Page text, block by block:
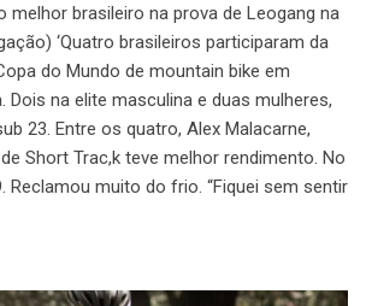
melhor brasileiro na prova de Leogang na
‘Quatro brasileiros participaram da
do Mundo de mountain bike em
Dois na elite masculina e duas mulheres,
23. Entre os quatro, Alex Malacarne,
Short Trac,k teve melhor rendimento. No
Reclamou muito do frio. “Fiquei sem sentir